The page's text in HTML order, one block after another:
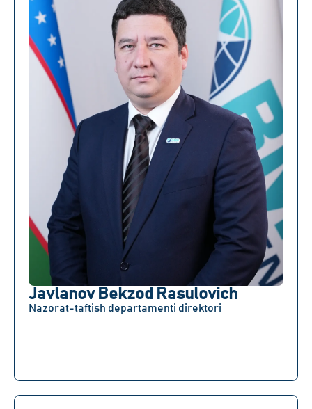
Javlanov Bekzod Rasulovich
Nazorat-taftish departamenti direktori